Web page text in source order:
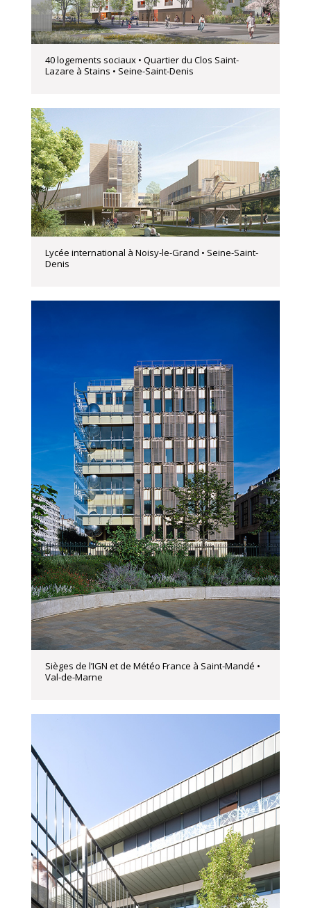
40 logements sociaux • Quartier du Clos Saint-
Lazare à Stains • Seine-Saint-Denis
Lycée international à Noisy-le-Grand • Seine-Saint-
Denis
Sièges de l’IGN et de Météo France à Saint-Mandé •
Val-de-Marne